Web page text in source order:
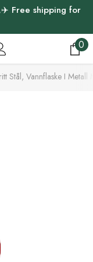
Free shipping for
00
Stål, Vannflaske I